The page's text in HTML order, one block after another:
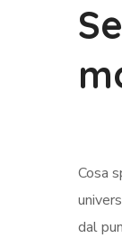
Cosa
dal